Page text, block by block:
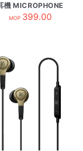
機 MICROPHONE
MOP 399.00